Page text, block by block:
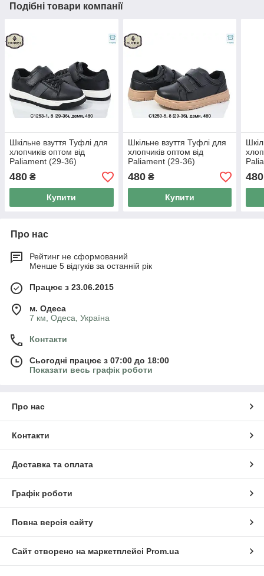
Подібні товари компанії
Шкільне взуття Туфлі для
хлопчиків оптом від
Paliament (29-36)
480 ₴
Купити
Шкільне взуття Туфлі для
хлопчиків оптом від
Paliament (29-36)
480₴
Купити
480
Про нас
Рейтинг не сформований
Менше 5 відгуків за останній рік
Працює з 23.06.2015
м. Одеса
7 км, Одеса, Україна
Контакти
Сьогодні працює з 07:00 до 18:00
Показати весь графік роботи
Про нас
Контакти
Доставка та оплата
Графік роботи
Повна версія сайту
Сайт створено на маркетплейсі Prom.ua